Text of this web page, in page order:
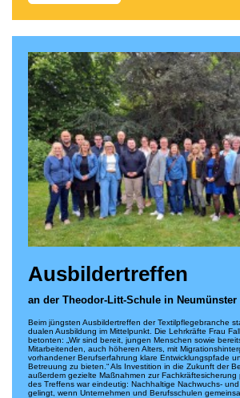
Ausbildertreffen
an der Theodor-Litt-Schule in Neumünster
Beim jüngsten Ausbildertreffen der Textilpflegebranche
dualen Ausbildung im Mittelpunkt. Die Lehrkräfte Frau
betonten: „Wir sind bereit, jungen Menschen sowie
Mitarbeitenden, auch höheren Alters, mit
vorhandener Berufserfahrung klare Entwicklungspfade
Betreuung zu bieten.“ Als Investition in die Zukunft der
außerdem gezielte Maßnahmen zur Fachkräftesicherung
des Treffens war eindeutig: Nachhaltige Nachwuchs-
gelingt, wenn Unternehmen und Berufsschulen